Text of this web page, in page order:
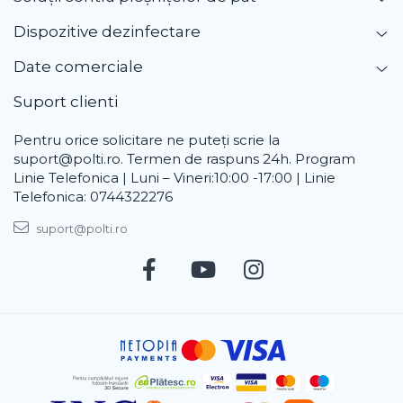
Dispozitive dezinfectare
Date comerciale
Suport clienti
Pentru orice solicitare ne puteți scrie la
suport@polti.ro. Termen de raspuns 24h. Program
Linie Telefonica | Luni – Vineri:10:00 -17:00 | Linie
Telefonica: 0744322276
suport@polti.ro